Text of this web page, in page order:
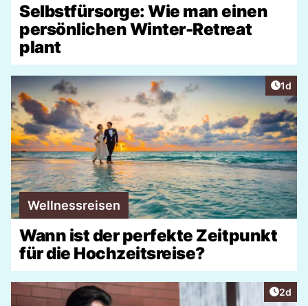
Selbstfürsorge: Wie man einen
persönlichen Winter-Retreat
plant
1d
Wellnessreisen
Wann ist der perfekte Zeitpunkt
für die Hochzeitsreise?
2d